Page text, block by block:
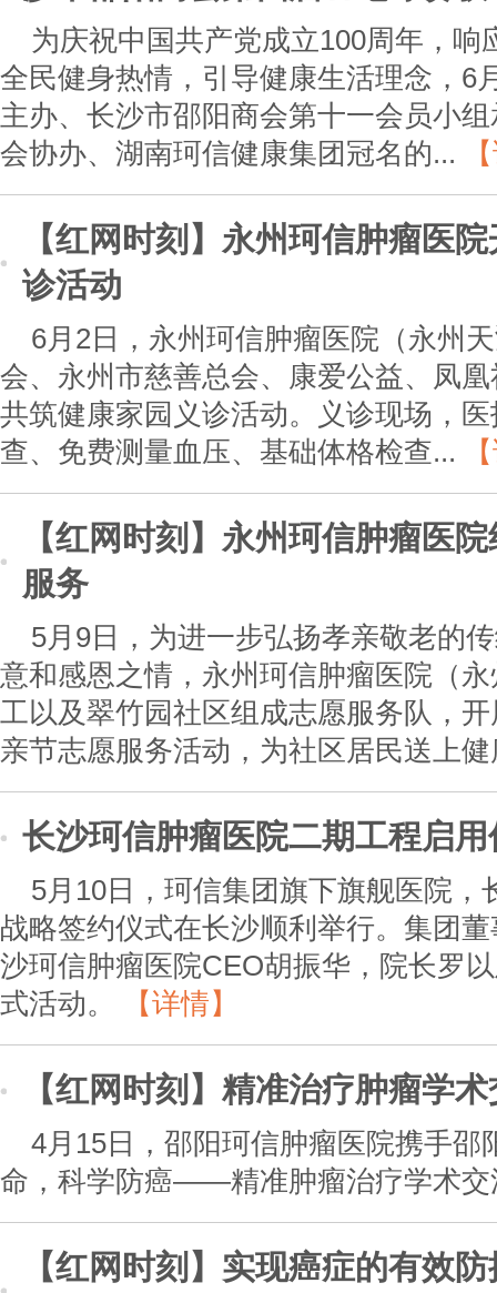
为庆祝中国共产党成立100周年，
全民健身热情，引导健康生活理念，6
主办、长沙市邵阳商会第十一会员小
会协办、湖南珂信健康集团冠名的...
【红网时刻】永州珂信肿瘤医
诊活动
6月2日，永州珂信肿瘤医院（永州
会、永州市慈善总会、康爱公益、凤
共筑健康家园义诊活动。义诊现场，
查、免费测量血压、基础体格检查...
【红网时刻】永州珂信肿瘤医
服务
5月9日，为进一步弘扬孝亲敬老的
意和感恩之情，永州珂信肿瘤医院（
工以及翠竹园社区组成志愿服务队，
亲节志愿服务活动，为社区居民送上
长沙珂信肿瘤医院二期工程启
5月10日，珂信集团旗下旗舰医院，
战略签约仪式在长沙顺利举行。集团
沙珂信肿瘤医院CEO胡振华，院长罗
式活动。
【详情】
【红网时刻】精准治疗肿瘤学
4月15日，邵阳珂信肿瘤医院携手邵
命，科学防癌——精准肿瘤治疗学术
【红网时刻】实现癌症的有效